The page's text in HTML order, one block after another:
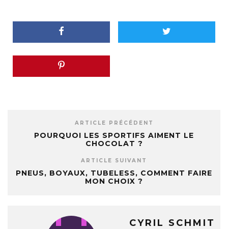
ARTICLE PRÉCÉDENT
POURQUOI LES SPORTIFS AIMENT LE
CHOCOLAT ?
ARTICLE SUIVANT
PNEUS, BOYAUX, TUBELESS, COMMENT FAIRE
MON CHOIX ?
CYRIL SCHMIT